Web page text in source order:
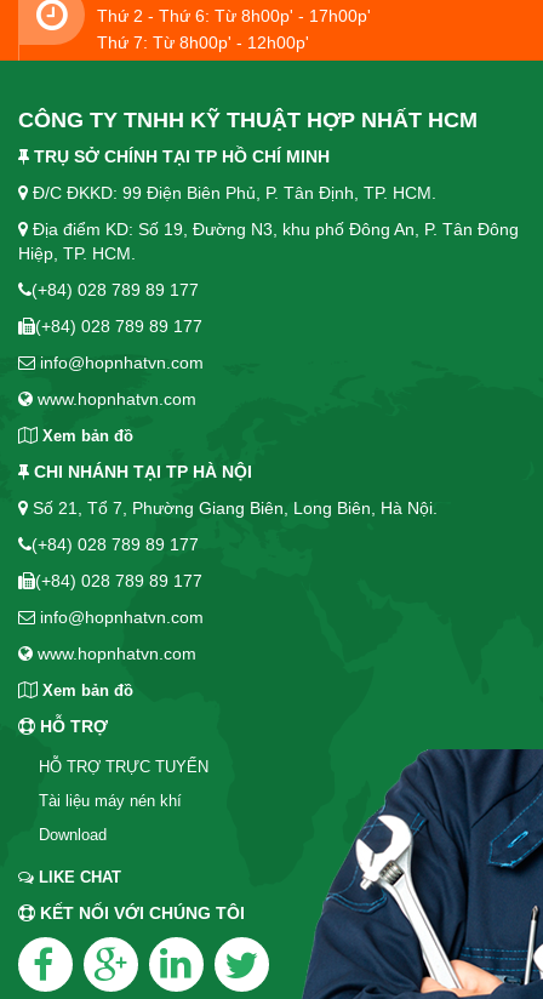
Thứ 2 - Thứ 6: Từ 8h00p' - 17h00p'
Thứ 7: Từ 8h00p' - 12h00p'
CÔNG TY TNHH KỸ THUẬT HỢP NHẤT HCM
TRỤ SỞ CHÍNH TẠI TP HỒ CHÍ MINH
Đ/C ĐKKD: 99 Điện Biên Phủ, P. Tân Định, TP. HCM.
Địa điểm KD: Số 19, Đường N3, khu phố Đông An, P. Tân Đông
Hiệp, TP. HCM.
(+84) 028 789 89 177
(+84) 028 789 89 177
info@hopnhatvn.com
www.hopnhatvn.com
Xem bản đồ
CHI NHÁNH TẠI TP HÀ NỘI
Số 21, Tổ 7, Phường Giang Biên, Long Biên, Hà Nội.
(+84) 028 789 89 177
(+84) 028 789 89 177
info@hopnhatvn.com
www.hopnhatvn.com
Xem bản đồ
HỖ TRỢ
HỖ TRỢ TRỰC TUYẾN
Tài liệu máy nén khí
Download
LIKE CHAT
KẾT NỐI VỚI CHÚNG TÔI